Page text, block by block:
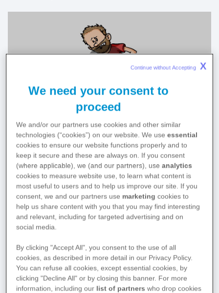
Play
Video
Morbus Bechterew ist eine chronisch entzündliche
Wirbelsäulenerkrankung. Man nennt sie auch
Spondylitis ankylosans. Das ist griechisch.
Spondylos heißt Wirbel und -itis bedeutet entzündet.
Durch die andauernde Entzündung können die
Gelenke zunehmend versteifen. Der Fachbegriff
dafür lautet Ankylosierung. Ankylos heißt gebeugt.
Morbus Bechterew.
Ungefähr 1% der deutschen Bevölkerung lebt mit
Morbus Bechterew. Leider wird Spondylitis
We need your consent to
proceed
We and/or our partners use cookies and other similar
technologies (“cookies”) on our website. We useessential
cookies to ensure our website functions properly and to
keep it secure and these are always on. If you consent
(where applicable), we (and our partners), useanalytics
cookies to measure website use, to learn what content is
most useful to users and to help us improve our site. If you
consent, we and our partners use marketing cookies to
help us share content with you that you may find interesting
and relevant, including for targeted advertising and on
social media.
By clicking "Accept All", you consent to the use of all
cookies, as described in more detail in our Privacy Policy.
You can refuse all cookies, except essential cookies, by
clicking "Decline All" or by closing this banner. For more
information, including our list of partners who drop cookies
Continue without Accepting X